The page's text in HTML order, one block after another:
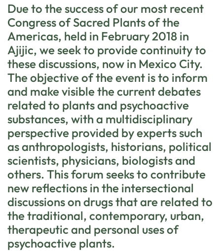
Due to the success of our most recent
Congress of Sacred Plants of the
Americas, held in February 2018 in
Ajijic, we seek to provide continuity to
these discussions, now in Mexico City.
The objective of the event is to inform
and make visible the current debates
related to plants and psychoactive
substances, with a multidisciplinary
perspective provided by experts such
as anthropologists, historians, political
scientists, physicians, biologists and
others. This forum seeks to contribute
new reflections in the intersectional
discussions on drugs that are related to
the traditional, contemporary, urban,
therapeutic and personal uses of
psychoactive plants.